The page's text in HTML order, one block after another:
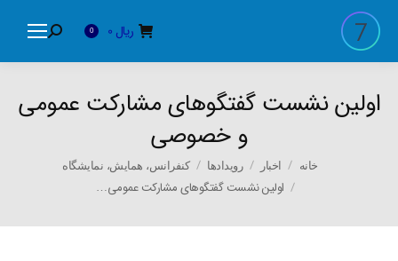
ریال 0
Search:
اولین نشست گفتگوهای مشارکت عمومی
و خصوصی
You are here:
خانه اخبار رویدادها کنفرانس، همایش، نمایشگاه
اولین نشست گفتگوهای مشارکت عمومی…